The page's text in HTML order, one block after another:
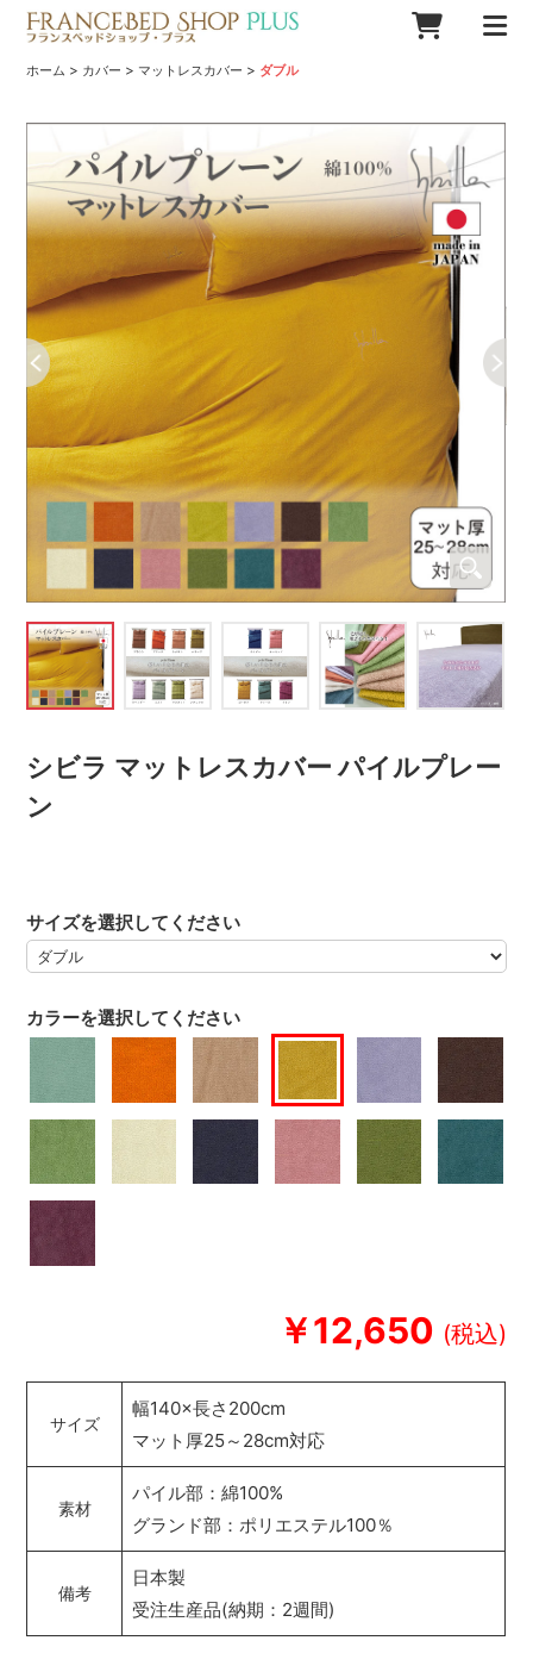
ホーム > カバー > マットレスカバー > ダブル
シビラ マットレスカバー パイルプレー
ン
￥12,650
カラーを選択してください
サイズを選択してください
サイズ
幅140×長さ200cm
マット厚25～28cm対応
素材
パイル部：綿100%
グランド部：ポリエステル100％
備考
日本製
受注生産品(納期：2週間)